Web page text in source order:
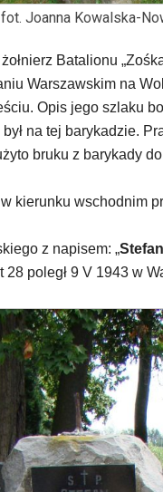
fot. Joanna Kowalska-
Batalionu
Warszawskim na
Opis jego szlaku
na tej barykadzie.
bruku z barykady
kierunku wschodnim
z napisem: „
28 poległ 9 V 1943 w